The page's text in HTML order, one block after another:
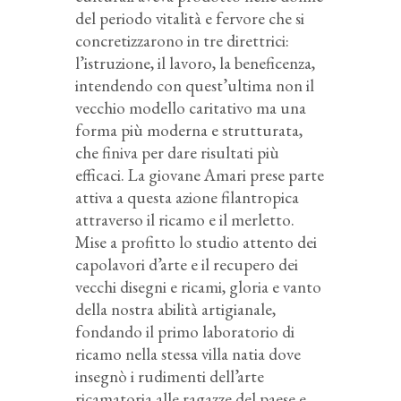
del periodo vitalità e fervore che si
concretizzarono in tre direttrici:
l’istruzione, il lavoro, la beneficenza,
intendendo con quest’ultima non il
vecchio modello caritativo ma una
forma più moderna e strutturata,
che finiva per dare risultati più
efficaci. La giovane Amari prese parte
attiva a questa azione filantropica
attraverso il ricamo e il merletto.
Mise a profitto lo studio attento dei
capolavori d’arte e il recupero dei
vecchi disegni e ricami, gloria e vanto
della nostra abilità artigianale,
fondando il primo laboratorio di
ricamo nella stessa villa natia dove
insegnò i rudimenti dell’arte